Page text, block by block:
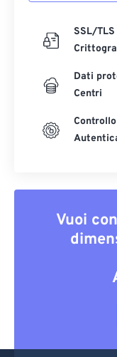
SSL/TLS
Dati
Centri
Vuoi